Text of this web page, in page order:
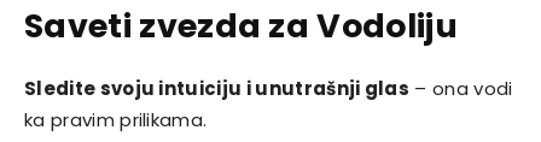
Saveti zvezda za Vodoliju
Sledite svoju intuiciju i unutrašnji glas – ona vodi
ka pravim prilikama.